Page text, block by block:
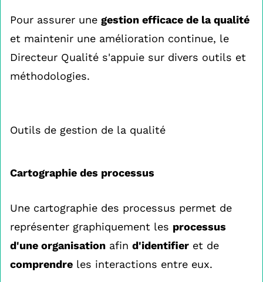
Pour assurer une gestion efficace de la qualité
et maintenir une amélioration continue, le
Directeur Qualité s'appuie sur divers outils et
méthodologies.
Outils de gestion de la qualité
Cartographie des processus
Une cartographie des processus permet de
représenter graphiquement les processus
d'une organisation afin d'identifier et de
comprendre les interactions entre eux.